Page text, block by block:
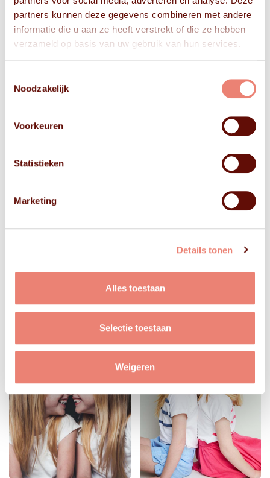
partners kunnen deze gegevens combineren met andere
informatie die u aan ze heeft verstrekt of die ze hebben
verzameld op basis van uw gebruik van hun services.
Noodzakelijk
Voorkeuren
Statistieken
Marketing
Details tonen
Alles toestaan
Selectie toestaan
Weigeren